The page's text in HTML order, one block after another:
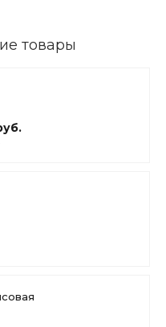
товары